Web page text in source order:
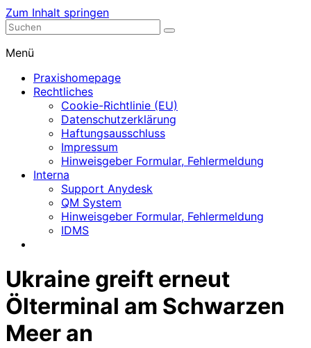
Zum Inhalt springen
Nephrologische Praxis mit Dialyse
Menü
Praxishomepage
Rechtliches
Cookie-Richtlinie (EU)
Datenschutzerklärung
Haftungsausschluss
Impressum
Hinweisgeber Formular, Fehlermeldung
Interna
Support Anydesk
QM System
Hinweisgeber Formular, Fehlermeldung
IDMS
Ukraine greift erneut
Ölterminal am Schwarzen
Meer an